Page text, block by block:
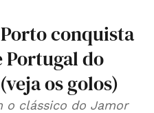
conquista
Portugal do
os golos)
o clássico do Jamor